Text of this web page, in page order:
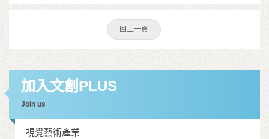
回上一頁
加入文創PLUS
Join us
視覺藝術產業